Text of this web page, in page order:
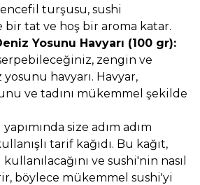
turşusu, sushi
tat ve hoş bir aroma katar.
Yosunu Havyarı (100 gr):
zengin ve
havyarı. Havyar,
ve tadını mükemmel şekilde
size adım adım
tarif kağıdı. Bu kağıt,
ve sushi'nin nasıl
böylece mükemmel sushi'yi